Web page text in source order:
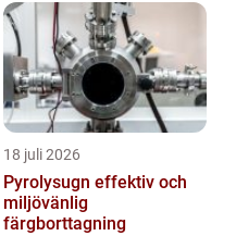
18 juli 2026
Pyrolysugn effektiv och
miljövänlig
färgborttagning